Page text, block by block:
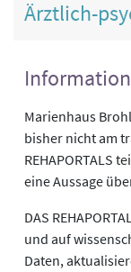
Ärztlich-
Information
Marienhaus
bisher nicht am
REHAPORTALS
eine Aussage
DAS
und auf
Daten,